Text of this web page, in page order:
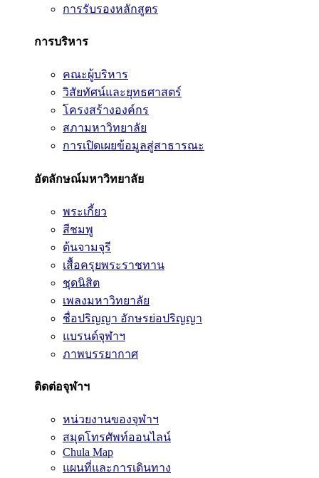
การรับรองหลักสูตร
การบริหาร
คณะผู้บริหาร
วิสัยทัศน์และยุทธศาสตร์
โครงสร้างองค์กร
สภามหาวิทยาลัย
การเปิดเผยข้อมูลสู่สาธารณะ
อัตลักษณ์มหาวิทยาลัย
พระเกี้ยว
สีชมพู
ต้นจามจุรี
เสื้อครุยพระราชทาน
ชุดนิสิต
เพลงมหาวิทยาลัย
ชื่อปริญญา อักษรย่อปริญญา
แบรนด์จุฬาฯ
ภาพบรรยากาศ
ติดต่อจุฬาฯ
หน่วยงานของจุฬาฯ
สมุดโทรศัพท์ออนไลน์
Chula Map
แผนที่และการเดินทาง